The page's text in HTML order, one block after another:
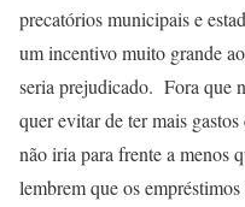
precatórios municipais e
um incentivo muito grande
seria prejudicado. Fora que
quer evitar de ter mais
não iria para frente a menos
lembrem que os